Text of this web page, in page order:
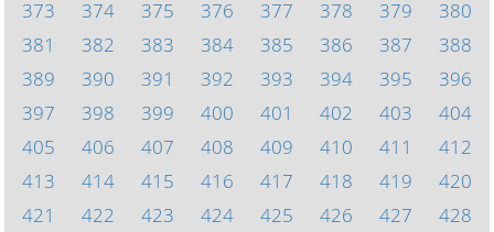
373
374 375 376 377 378 379
380
381
382 383 384 385 386 387
388
389
390 391 392 393 394 395
396
397
398 399 400 401 402 403
404
405
406 407 408 409 410 411
412
413
414 415 416 417 418 419
420
421
422 423 424 425 426 427 428